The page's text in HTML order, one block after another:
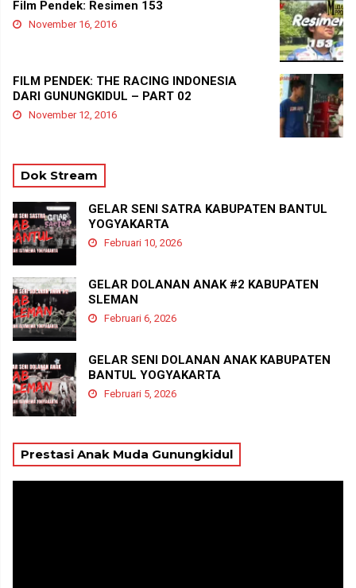
Film Pendek: Resimen 153
November 16, 2016
FILM PENDEK: THE RACING INDONESIA
DARI GUNUNGKIDUL – PART 02
November 12, 2016
Dok Stream
GELAR SENI SATRA KABUPATEN BANTUL
YOGYAKARTA
Februari 10, 2026
GELAR DOLANAN ANAK #2 KABUPATEN
SLEMAN
Februari 6, 2026
GELAR SENI DOLANAN ANAK KABUPATEN
BANTUL YOGYAKARTA
Februari 5, 2026
Prestasi Anak Muda Gunungkidul